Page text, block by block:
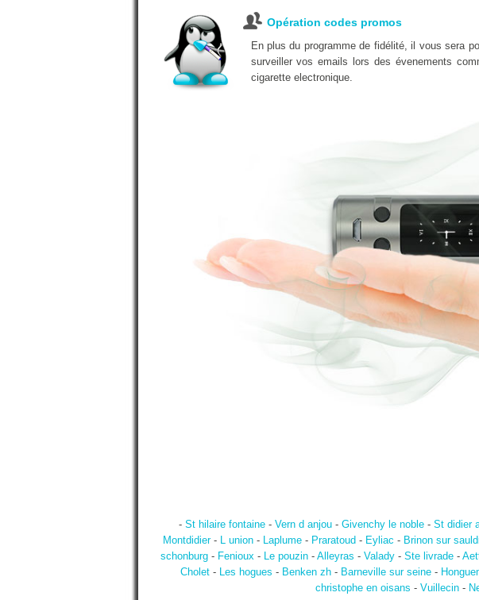
Opération codes promos
En plus du programme de fidélité, il vous sera
surveiller vos emails lors des évenements
cigarette electronique.
- St hilaire fontaine - Vern d anjou - Givenchy le noble - St didier
Montdidier- L union- Laplume- Praratoud - Eyliac - Brinon sur
schonburg- Fenioux- Le pouzin- Alleyras - Valady- Ste livrade-
Cholet - Les hogues - Benken zh - Barneville sur seine -
christophe en oisans - Vuillecin-